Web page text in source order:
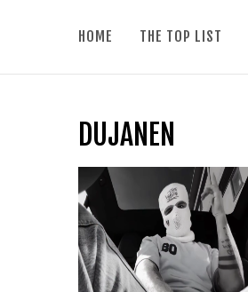
HOME THE TOP LIST
DUJANEN